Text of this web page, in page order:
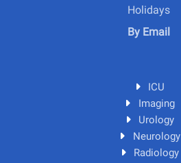
Holidays
By Email
ICU
Imaging
Urology
Neurology
Radiology